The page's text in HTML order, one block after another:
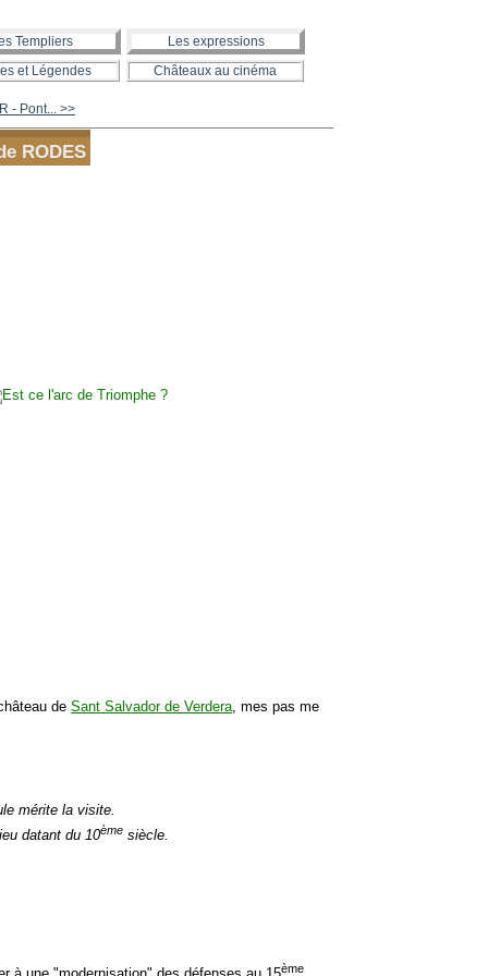
Templiers
Les expressions
et Légendes Châteaux au cinéma
- Pont... >>
RODES
deSant Salvador de Verdera , mes pas me
mérite la visite.
datant du 10ème siècle.
ème